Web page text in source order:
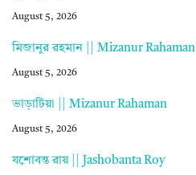
August 5, 2026
মিজানুর রহমান || Mizanur Rahaman
August 5, 2026
ভাড়াটিয়া || Mizanur Rahaman
August 5, 2026
যশোবন্ত রায় || Jashobanta Roy